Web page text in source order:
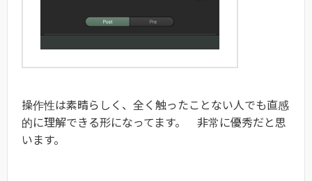
操作性は素晴らしく、全く触ったことない人でも直感
的に理解できる形になってます。 非常に優秀だと思
います。